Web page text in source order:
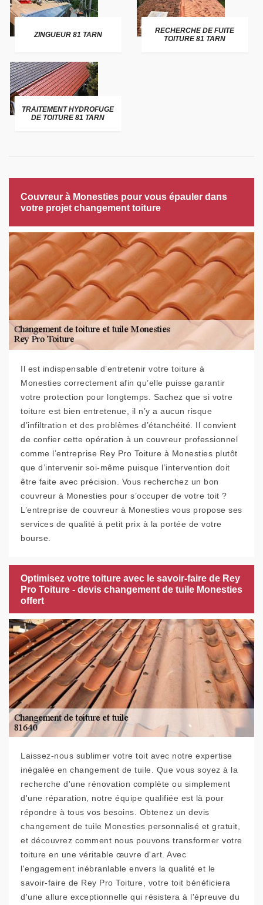
ZINGUEUR 81 TARN
RECHERCHE DE FUITE
TOITURE 81 TARN
TRAITEMENT HYDROFUGE
DE TOITURE 81 TARN
Couvreur à Monesties pour vous épauler dans
votre projet changement toiture
Il est indispensable d’entretenir votre toiture à
Monesties correctement afin qu’elle puisse garantir
votre protection pour longtemps. Sachez que si votre
toiture est bien entretenue, il n’y a aucun risque
d’infiltration et des problèmes d’étanchéité. Il convient
de confier cette opération à un couvreur professionnel
comme l’entreprise Rey Pro Toiture à Monesties plutôt
que d’intervenir soi-même puisque l’intervention doit
être faite avec précision. Vous recherchez un bon
couvreur à Monesties pour s’occuper de votre toit ?
L’entreprise de couvreur à Monesties vous propose ses
services de qualité à petit prix à la portée de votre
bourse.
Optimisez votre toiture avec le savoir-faire de Rey
Pro Toiture - devis changement de tuile Monesties
offert
Laissez-nous sublimer votre toit avec notre expertise
inégalée en changement de tuile. Que vous soyez à la
recherche d'une rénovation complète ou simplement
d'une réparation, notre équipe qualifiée est là pour
répondre à tous vos besoins. Obtenez un devis
changement de tuile Monesties personnalisé et gratuit,
et découvrez comment nous pouvons transformer votre
toiture en une véritable œuvre d'art. Avec
l'engagement inébranlable envers la qualité et le
savoir-faire de Rey Pro Toiture, votre toit bénéficiera
d'une allure exceptionnelle qui résistera à l'épreuve du